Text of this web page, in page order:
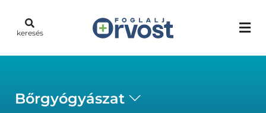
keresés
Bőrgyógyászat